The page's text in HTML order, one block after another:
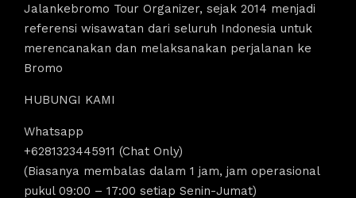
Jalankebromo Tour Organizer, sejak 2014 menjadi
referensi wisawatan dari seluruh Indonesia untuk
merencanakan dan melaksanakan perjalanan ke
Bromo
HUBUNGI KAMI
Whatsapp
+6281323445911 (Chat Only)
(Biasanya membalas dalam 1 jam, jam operasional
pukul 09:00 – 17:00 setiap Senin-Jumat)